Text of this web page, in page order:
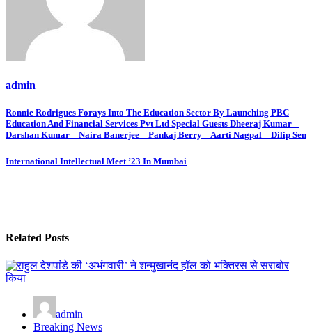
admin
Post
navigation
Ronnie Rodrigues Forays Into The Education Sector By Launching PBC
Education And Financial Services Pvt Ltd Special Guests Dheeraj Kumar –
Darshan Kumar – Naira Banerjee – Pankaj Berry – Aarti Nagpal – Dilip Sen
International Intellectual Meet ’23 In Mumbai
Related Posts
admin
Breaking News